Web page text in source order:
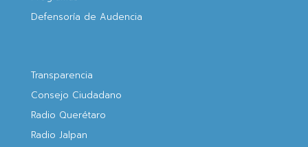
Defensoría de Audencia
Transparencia
Consejo Ciudadano
Radio Querétaro
Radio Jalpan